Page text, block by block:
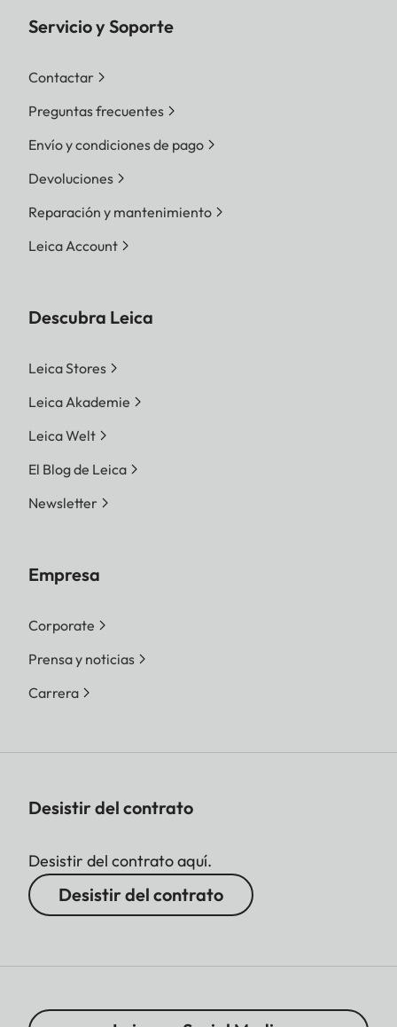
Servicio y Soporte
Contactar
Preguntas frecuentes
Envío y condiciones de pago
Devoluciones
Reparación y mantenimiento
Leica Account
Descubra Leica
Leica Stores
Leica Akademie
Leica Welt
El Blog de Leica
Newsletter
Empresa
Corporate
Prensa y noticias
Carrera
Desistir del contrato
Desistir del contrato aquí.
Desistir del contrato